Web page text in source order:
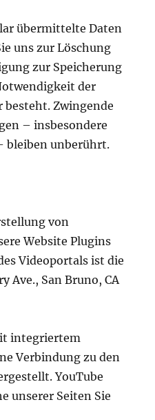
übermittelte Daten
uns zur Löschung
zur Speicherung
der
besteht. Zwingende
– insbesondere
bleiben unberührt.
von
Website Plugins
Videoportals ist die
Ave., San Bruno, CA
integriertem
Verbindung zu den
YouTube
unserer Seiten Sie